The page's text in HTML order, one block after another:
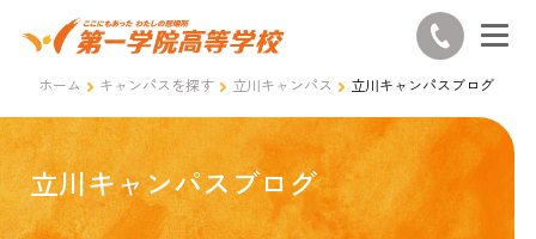
ホーム キャンパスを探す 立川キャンパス 立川キャンパスブログ
立川キャンパスブログ